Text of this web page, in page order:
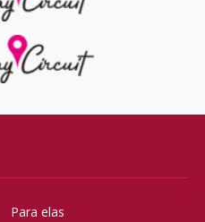
Para elas